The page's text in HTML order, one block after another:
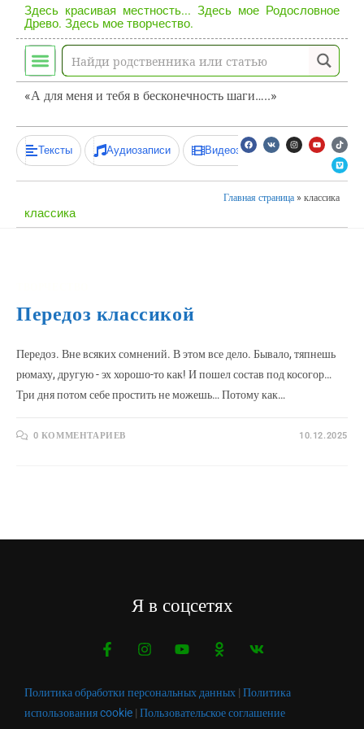
Здесь красивая местность... Здесь мое Родословное
Древо. Здесь мое творчество.
«А для меня и тебя в бесконечность шаги…..»
Тексты Аудиозаписи Видеозаписи
Главная страница » классика
классика
Передоз классикой
Передоз. Вне всяких сомнений. В этом все дело. Бывало, тяпнешь
рюмаху, другую - эх хорошо-то как! И пошел состав под косогор…
Три дня потом себе простить не можешь… Потому как…
0 КОММЕНТАРИЕВ 10.12.2025
Я в соцсетях
Политика обработки персональных данных | Политика
использования cookie | Пользовательское соглашение